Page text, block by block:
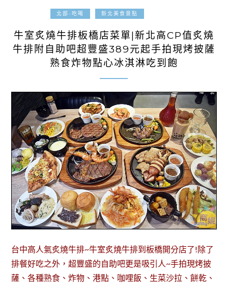
北部-吃喝 新北美食景點
牛室炙燒牛排板橋店菜單|新北高CP值炙燒
牛排附自助吧超豐盛389元起手拍現烤披薩
熟食炸物點心冰淇淋吃到飽
台中高人氣炙燒牛排~牛室炙燒牛排到板橋開分店了!除了
排餐好吃之外，超豐盛的自助吧更是吸引人~手拍現烤披
薩、各種熟食、炸物、港點、咖哩飯、生菜沙拉、餅乾、